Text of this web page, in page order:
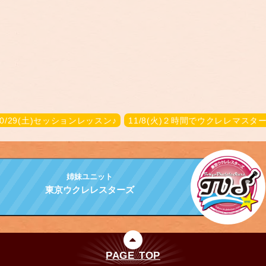
29(土)セッションレッスン♪ 11/8(火)２時間でウクレレマスタ
姉妹ユニット
東京ウクレレスターズ
PAGE TOP